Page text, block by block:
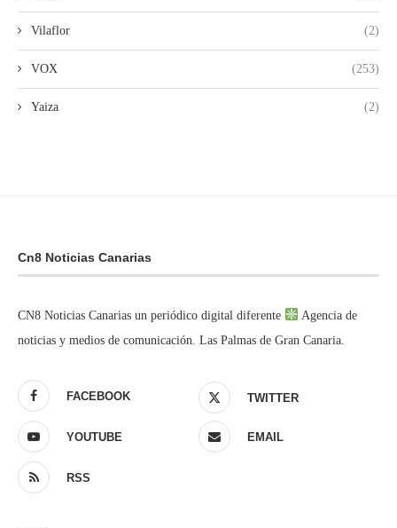
Vilaflor (2)
VOX (253)
Yaiza (2)
Cn8 Noticias Canarias
CN8 Noticias Canarias un periódico digital diferente
Agencia de
noticias y medios de comunicación. Las Palmas de Gran Canaria.
FACEBOOK TWITTER
YOUTUBE EMAIL
RSS